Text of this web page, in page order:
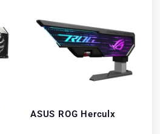
ASUS ROG Herculx